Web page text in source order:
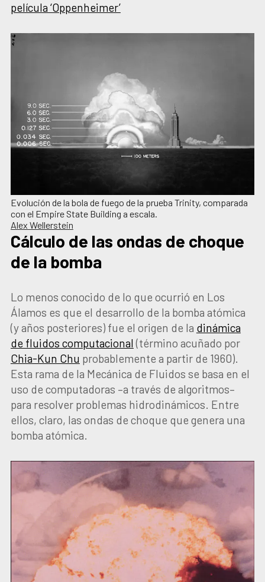
película ‘Oppenheimer’
Evolución de la bola de fuego de la prueba Trinity, comparada
con el Empire State Building a escala.
Alex Wellerstein
Cálculo de las ondas de choque
de la bomba
Lo menos conocido de lo que ocurrió en Los
Álamos es que el desarrollo de la bomba atómica
(y años posteriores) fue el origen de la dinámica
de fluidos computacional (término acuñado por
Chia-Kun Chu probablemente a partir de 1960).
Esta rama de la Mecánica de Fluidos se basa en el
uso de computadoras –a través de algoritmos–
para resolver problemas hidrodinámicos. Entre
ellos, claro, las ondas de choque que genera una
bomba atómica.